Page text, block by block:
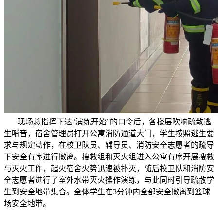
现场总指挥下达“演练开始”的口令后，各楼层吹响疏散逃
生哨音，宿舍管理员打开公寓消防通道大门，学生按照逃生要
求与规定动作，在校卫队员、辅导员、消防安全志愿者的疏导
下安全有序进行撤离。搜救组和灭火组进入公寓有序开展搜救
与灭火工作，起火宿舍火势迅速被扑灭，随后校卫队和消防安
全志愿者进行了室外水带灭火操作演练，与此同时引导疏散学
生到安全地带集合。全体学生在3分钟内全部安全撤离到篮球
场安全地带。